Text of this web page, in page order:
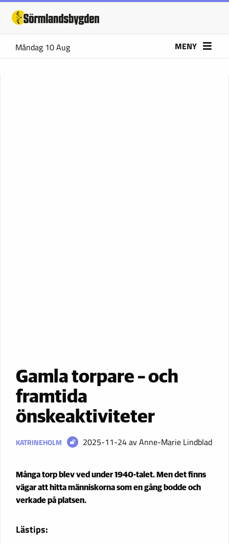
Måndag 10 Aug MENY
Gamla torpare – och
framtida
önskeaktiviteter
KATRINEHOLM 2025-11-24av Anne-Marie Lindblad
Många torp blev ved under 1940-talet. Men det finns
vägar att hitta människorna som en gång bodde och
verkade på platsen.
Lästips: